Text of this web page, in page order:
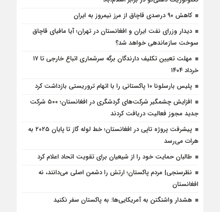
کاهش ۹۰ درصدی قاچاق از مرز نیمروز به ایران
دیدار وزرای نفت ایران و افغانستان در تهران؛ آیا مافیای قاچاق
سوخت سازماندهی خواهد شد؟
مهلت تعیین تکلیف دارندگان برگه سرشماری اتباع خارجی تا ۱۷
خرداد ۱۴۰۴
پلیس بارسلونا ۱۰ پاکستانی را با اتهام تروریستی بازداشت کرد
افزایش چشمگیر شرکت‌های گردشگری در افغانستان؛ ۵۰۰ شرکت
جدید مجوز فعالیت دریافت کردند
پیشرفت پروژه تاپی در افغانستان؛ خط لوله گاز تا پایان ۲۰۲۵ به
هرات می‌رسد
طالبان حمایت خود را از شیعیان برای تقویت اتحاد اعلام کرد
نظرسنجی| مردم پاکستان؛ ارتش را دشمن اصلی می‌دانند، نه
افغانستان
هشدار واشنگتن به آمریکایی‌ها: به پاکستان سفر نکنید